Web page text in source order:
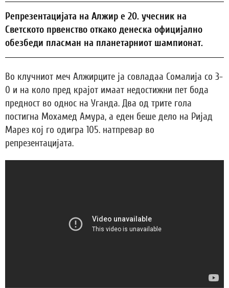
Репрезентацијата на Алжир е 20. учесник на
Светското првенство откако денеска официјално
обезбеди пласман на планетарниот шампионат.
Во клучниот меч Алжирците ја совладаа Сомалија со 3-
0 и на коло пред крајот имаат недостижни пет бода
предност во однос на Уганда. Два од трите гола
постигна Мохамед Амура, а еден беше дело на Ријад
Марез кој го одигра 105. натпревар во
репрезентацијата.